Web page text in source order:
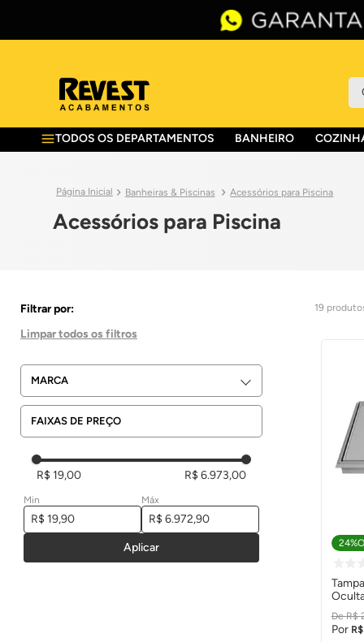
O
TODOS OS DEPARTAMENTOS BANHEIRO
Banheiras & Piscinas Acessórios para Piscina
Acessórios para Piscina
MARCA
PIPELINE
CONCEITO TAMPAS
SOLEMAR
FAIXAS DE PREÇO
R$ 19,00 R$ 6.973,00
Min Máx
Aplicar
19
24%
(com
R$
R$